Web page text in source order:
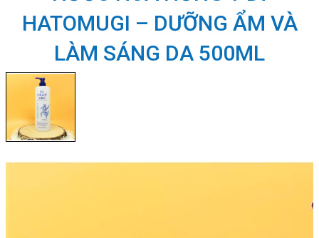
HATOMUGI – DƯỠNG ẨM VÀ
LÀM SÁNG DA 500ML